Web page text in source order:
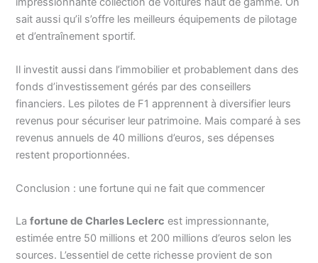
sait aussi qu’il s’offre les meilleurs équipements de pilotage
et d’entraînement sportif.
Il investit aussi dans l’immobilier et probablement dans des
fonds d’investissement gérés par des conseillers
financiers. Les pilotes de F1 apprennent à diversifier leurs
revenus pour sécuriser leur patrimoine. Mais comparé à ses
revenus annuels de 40 millions d’euros, ses dépenses
restent proportionnées.
Conclusion : une fortune qui ne fait que commencer
Lafortune de Charles Leclerc est impressionnante,
estimée entre 50 millions et 200 millions d’euros selon les
sources. L’essentiel de cette richesse provient de son